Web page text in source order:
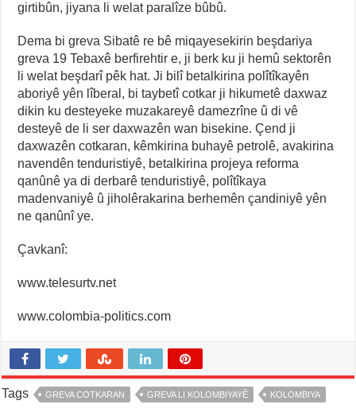
girtibûn, jiyana li welat paralîze bûbû.
Dema bi greva Sibatê re bê miqayesekirin beşdariya
greva 19 Tebaxê berfirehtir e, ji berk ku ji hemû sektorên
li welat beşdarî pêk hat. Ji bilî betalkirina polîtîkayên
aboriyê yên lîberal, bi taybetî cotkar ji hikumetê daxwaz
dikin ku desteyeke muzakareyê damezrîne û di vê
desteyê de li ser daxwazên wan bisekine. Çend ji
daxwazên cotkaran, kêmkirina buhayê petrolê, avakirina
navendên tenduristiyê, betalkirina projeya reforma
qanûnê ya di derbarê tenduristiyê, polîtîkaya
madenvaniyê û jiholêrakarina berhemên çandiniyê yên
ne qanûnî ye.
Çavkanî:
www.telesurtv.net
www.colombia-politics.com
Tags GREVA COTKARAN GREVA LI KOLOMBIYAYÊ KOLOMBIYA